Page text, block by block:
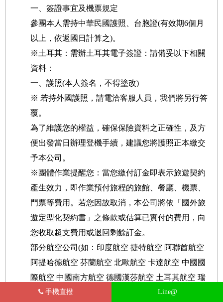
一、簽證事宜及機票規定
參團本人需持中華民國護照、台胞證(有效期6個月
以上，依返國日計算之)。
※土耳其：需辦土耳其電子簽證：請備妥以下相關
資料：
一、護照(本人簽名，不得塗改)
※ 若持外國護照，請電洽客服人員，我們將另行答
覆。
為了維護您的權益，確保保險資料之正確性，及方
便出發當日辦理登機手續，建議您將護照正本繳交
予本公司。
※團體作業提醒您：當您繳付訂金即表示旅遊契約
產生效力，即作業預付旅程的旅館、餐廳、機票、
門票等費用。若您因故取消，本公司將依「國外旅
遊定型化契約書」之條款或估算已實付的費用，向
您收取超支費用或退回剩餘訂金。
部分航空公司(如：印度航空 捷特航空 阿聯酋航空
阿提哈德航空 芬蘭航空 北歐航空 卡達航空 中國國
際航空 中國南方航空 德國漢莎航空 土耳其航空 瑞
士航空 荷蘭航空及旅程中安排之航程...等)規定開
手機直撥 Line@